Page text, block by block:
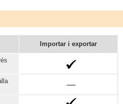
Importar i exportar